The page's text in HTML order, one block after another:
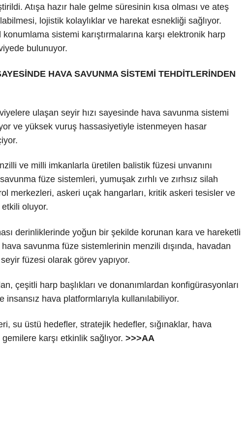
Atışa hazır hale gelme süresinin kısa olması ve ateş
lojistik kolaylıklar ve harekat esnekliği sağlıyor.
konumlama sistemi karıştırmalarına karşı elektronik harp
bulunuyor.
HAVA SAVUNMA SİSTEMİ TEHDİTLERİNDEN
ulaşan seyir hızı sayesinde hava savunma sistemi
ve yüksek vuruş hassasiyetiyle istenmeyen hasar
ve milli imkanlarla üretilen balistik füzesi unvanını
füze sistemleri, yumuşak zırhlı ve zırhsız silah
merkezleri, askeri uçak hangarları, kritik askeri tesisler ve
oluyor.
derinliklerinde yoğun bir şekilde korunan kara ve hareketli
savunma füze sistemlerinin menzili dışında, havadan
füzesi olarak görev yapıyor.
çeşitli harp başlıkları ve donanımlardan konfigürasyonları
insansız hava platformlarıyla kullanılabiliyor.
su üstü hedefler, stratejik hedefler, sığınaklar, hava
karşı etkinlik sağlıyor. >>>AA